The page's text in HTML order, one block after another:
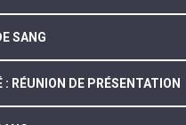
SANG
RÉUNION DE PRÉSENTATION